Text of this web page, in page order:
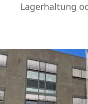
Lagerhaltung